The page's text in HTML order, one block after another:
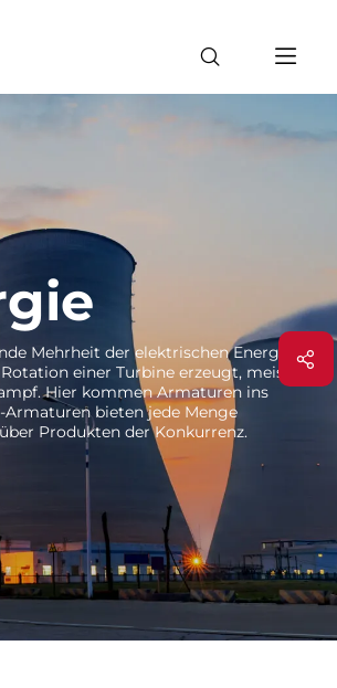
Mehrheit der elektrischen Energie
einer Turbine erzeugt, meist
Hier kommen Armaturen ins
Armaturen bieten jede Menge
Produkten der Konkurrenz.